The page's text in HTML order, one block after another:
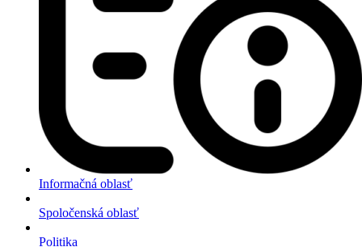
Informačná oblasť
Spoločenská oblasť
Politika